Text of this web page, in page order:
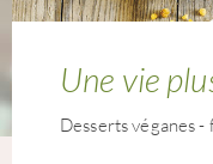
Une vie
Desserts véganes